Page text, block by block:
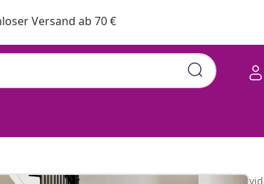
Versand ab 70 €